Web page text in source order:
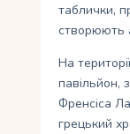
таблички,
створюють
На
павільйон,
Френсіса
грецький